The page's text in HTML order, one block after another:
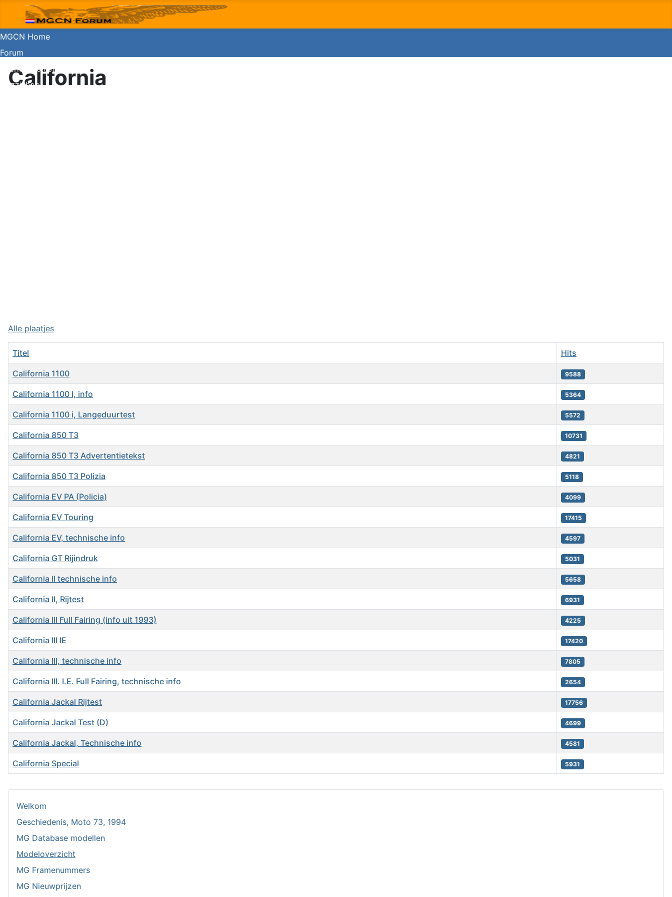
MGCN Home
Forum
Koerier archief
Guzzishop
Welkom
Geschiedenis, Moto 73, 1994
MG Database modellen
Modeloverzicht
MG Framenummers
MG Nieuwprijzen
California
Alle plaatjes
Titel Hits
California 1100 9588
California 1100 I, info 5364
California 1100 i, Langeduurtest 5572
California 850 T3 10731
California 850 T3 Advertentietekst 4821
California 850 T3 Polizia 5118
California EV PA (Policia) 4099
California EV Touring 17415
California EV, technische info 4597
California GT Rijindruk 5031
California II technische info 5658
California II, Rijtest 6931
California III Full Fairing (info uit 1993) 4225
California III IE 17420
California III, technische info 7805
California III. I.E. Full Fairing, technische info 2654
California Jackal Rijtest 17756
California Jackal Test (D) 4699
California Jackal, Technische info 4581
California Special 5931